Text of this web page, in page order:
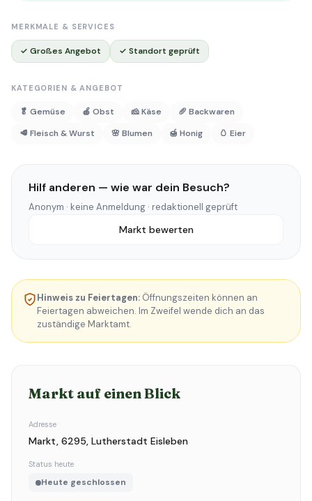
MERKMALE & SERVICES
✓ Großes Angebot ✓ Standort geprüft
KATEGORIEN & ANGEBOT
🥬 Gemüse 🍎 Obst 🧀 Käse
🥖 Backwaren
🥩 Fleisch & Wurst
🌸 Blumen 🍯 Honig 🥚 Eier
Hilf anderen — wie war dein Besuch?
Anonym · keine Anmeldung · redaktionell geprüft
Markt bewerten
Hinweis zu Feiertagen: Öffnungszeiten können an
Feiertagen abweichen. Im Zweifel wende dich an das
zuständige Marktamt.
Markt auf einen Blick
Adresse
Markt, 6295, Lutherstadt Eisleben
Status heute
Heute geschlossen